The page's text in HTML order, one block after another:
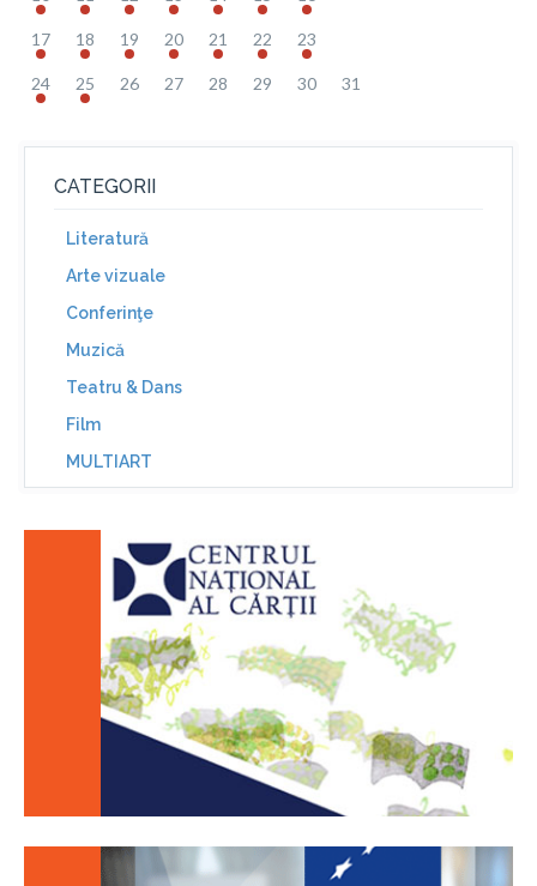
17 18 19 20 21 22 23
24 25 26 27 28 29 30 31
CATEGORII
Literatură
Arte vizuale
Conferinţe
Muzică
Teatru & Dans
Film
MULTIART